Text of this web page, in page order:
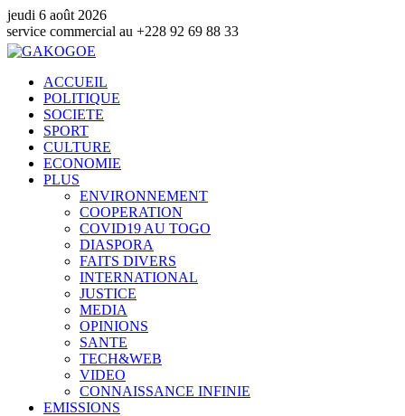
jeudi 6 août 2026
au +228 92 69 88 33
ACCUEIL
POLITIQUE
SOCIETE
SPORT
CULTURE
ECONOMIE
PLUS
ENVIRONNEMENT
COOPERATION
COVID19 AU TOGO
DIASPORA
FAITS DIVERS
INTERNATIONAL
JUSTICE
MEDIA
OPINIONS
SANTE
TECH&WEB
VIDEO
CONNAISSANCE INFINIE
EMISSIONS